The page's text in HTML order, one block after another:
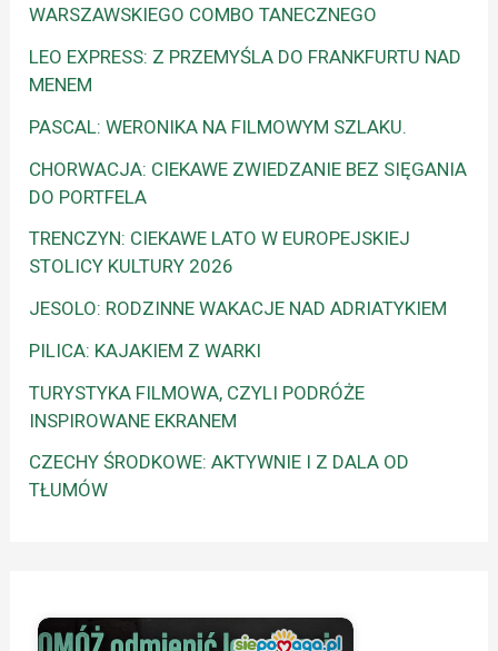
WARSZAWSKIEGO COMBO TANECZNEGO
LEO EXPRESS: Z PRZEMYŚLA DO FRANKFURTU NAD
MENEM
PASCAL: WERONIKA NA FILMOWYM SZLAKU.
CHORWACJA: CIEKAWE ZWIEDZANIE BEZ SIĘGANIA
DO PORTFELA
TRENCZYN: CIEKAWE LATO W EUROPEJSKIEJ
STOLICY KULTURY 2026
JESOLO: RODZINNE WAKACJE NAD ADRIATYKIEM
PILICA: KAJAKIEM Z WARKI
TURYSTYKA FILMOWA, CZYLI PODRÓŻE
INSPIROWANE EKRANEM
CZECHY ŚRODKOWE: AKTYWNIE I Z DALA OD
TŁUMÓW